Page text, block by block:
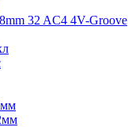
32 AC4 4V-Groove